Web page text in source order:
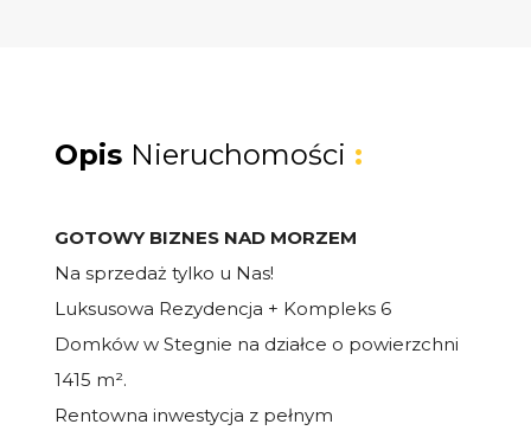
Opis Nieruchomości :
GOTOWY BIZNES NAD MORZEM
Na sprzedaż tylko u Nas!
Luksusowa Rezydencja + Kompleks 6
Domków w Stegnie na działce o powierzchni
1415 m².
Rentowna inwestycja z pełnym